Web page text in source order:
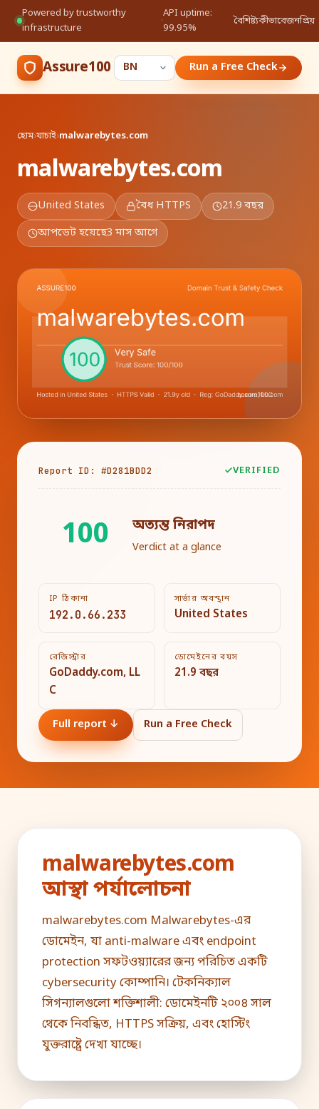
Powered by trustworthy
infrastructure
·
API uptime:
99.95%
বৈশিষ্ট্যকীভাবেজনপ্রিয়
Assure100 Run a Free Check
হোম›যাচাই›malwarebytes.com
malwarebytes.com
United States বৈধ HTTPS
21.9 বছর
আপডেট হয়েছে3 মাস আগে
Report ID: #D281BDD2 VERIFIED
100 অত্যন্ত নিরাপদ
Verdict at a glance
IP ঠিকানা
192.0.66.233
সার্ভার অবস্থান
United States
রেজিস্ট্রার
GoDaddy.com, LL
C
ডোমেইনের বয়স
21.9 বছর
Full report ↓ Run a Free Check
malwarebytes.com
আস্থা পর্যালোচনা
malwarebytes.com Malwarebytes-এর
ডোমেইন, যা anti-malware এবং endpoint
protection সফটওয়্যারের জন্য পরিচিত একটি
cybersecurity কোম্পানি। টেকনিক্যাল
সিগন্যালগুলো শক্তিশালী: ডোমেইনটি ২০০৪ সাল
থেকে নিবন্ধিত, HTTPS সক্রিয়, এবং হোস্টিং
যুক্তরাষ্ট্রে দেখা যাচ্ছে।